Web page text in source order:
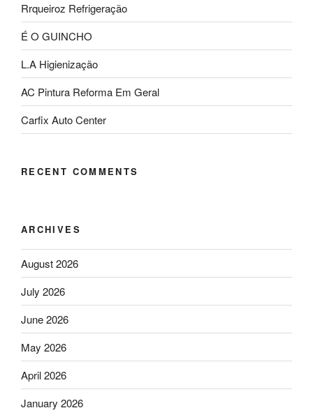
Rrqueiroz Refrigeração
É O GUINCHO
L.A Higienização
AC Pintura Reforma Em Geral
Carfix Auto Center
RECENT COMMENTS
ARCHIVES
August 2026
July 2026
June 2026
May 2026
April 2026
January 2026